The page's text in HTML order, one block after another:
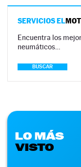
SERVICIOS EL
Encuentra los
neumáticos…
BUSCAR
LO MÁS
VISTO